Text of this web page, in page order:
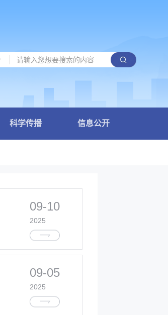
科学传播 信息公开
09-10
2025
09-05
2025